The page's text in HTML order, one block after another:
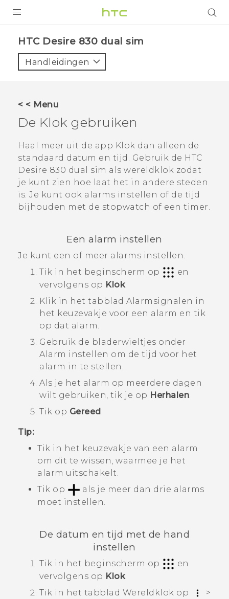
VIVE
HTC Club
SUPPORT
HTC-apparaten & -accessoires
VIVERSE
Aanmelden
HTC Desire 830 dual sim‎
Handleidingen
< < Menu
De Klok gebruiken
Haal meer uit de app Klok dan alleen de
standaard datum en tijd. Gebruik de HTC
Desire 830 dual sim als wereldklok zodat
je kunt zien hoe laat het in andere steden
is. Je kunt ook alarms instellen of de tijd
bijhouden met de stopwatch of een timer.
Een alarm instellen
Je kunt een of meer alarms instellen.
Tik in het beginscherm op
en
vervolgens op Klok.
Klik in het tabblad Alarmsignalen in
het keuzevakje voor een alarm en tik
op dat alarm.
Gebruik de bladerwieltjes onder
Alarm instellen om de tijd voor het
alarm in te stellen.
Als je het alarm op meerdere dagen
wilt gebruiken, tik je op Herhalen.
Tik op Gereed .
Tip:
Tik in het keuzevakje van een alarm
om dit te wissen, waarmee je het
alarm uitschakelt.
Tik op
als je meer dan drie alarms
moet instellen.
De datum en tijd met de hand
instellen
Tik in het beginscherm op
en
vervolgens op Klok.
Tik in het tabblad Wereldklok op
>